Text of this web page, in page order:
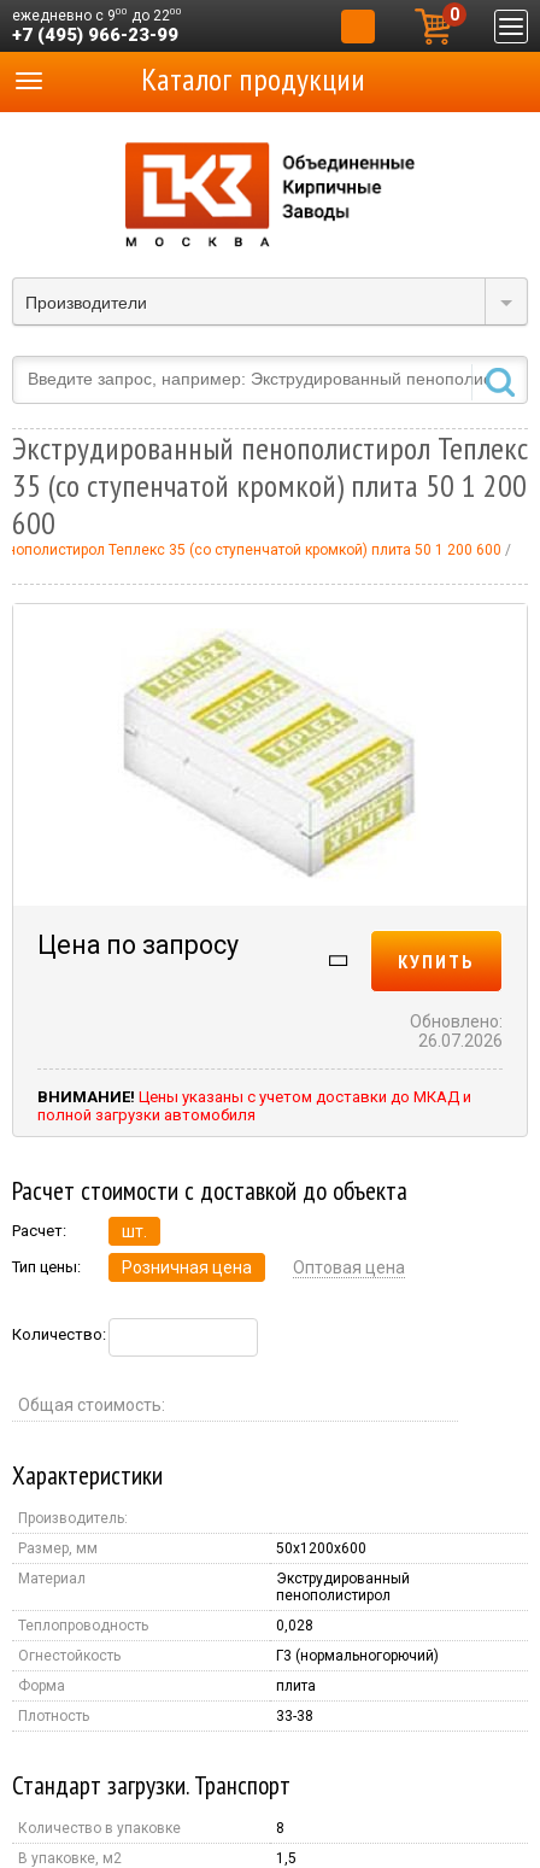
ежедневно с 900 до 2200
+7 (495) 966-23-99
0
Производители
Каталог продукции
Экструдированный пенополистирол Теплекс
35 (со ступенчатой кромкой) плита 50 1 200
600
Теплекс 35 (со ступенчатой кромкой) плита 50 1 200 600
Цена по запросу
КУПИТЬ
Обновлено:
26.07.2026
ВНИМАНИЕ! Цены указаны с учетом доставки до МКАД и
полной загрузки автомобиля
Расчет стоимости с доставкой до объекта
Расчет: шт.
Тип цены: Розничная цена Оптовая цена
Количество:
Общая стоимость:
Характеристики
Производитель:
Размер, мм
50x1200x600
Материал
Экструдированный
пенополистирол
Теплопроводность
0,028
Огнестойкость
Г3 (нормальногорючий)
Форма
плита
Плотность
33-38
Стандарт загрузки. Транспорт
Количество в упаковке
8
В упаковке, м2
1,5